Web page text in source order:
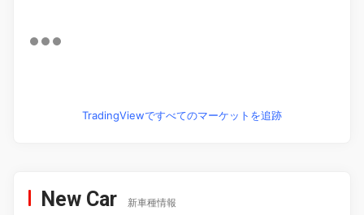
TradingViewですべてのマーケットを追跡
New Car 新車種情報